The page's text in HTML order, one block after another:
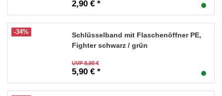
2,90 € *
-34%
Schlüsselband mit Flaschenöffner PE,
Fighter schwarz / grün
UVP 8,90 €
5,90 € *